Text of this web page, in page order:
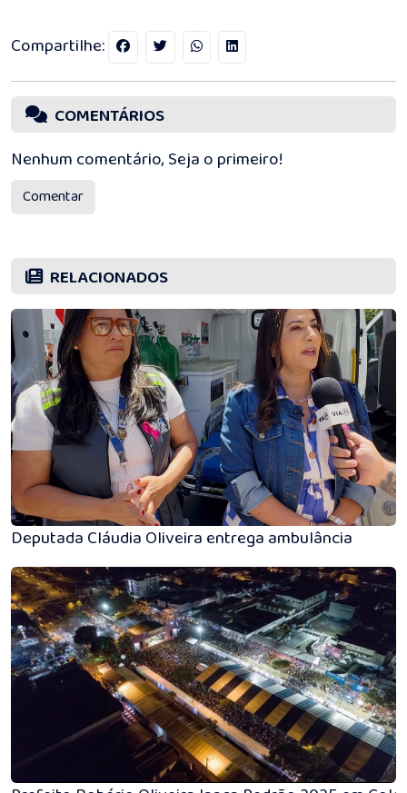
Compartilhe:
COMENTÁRIOS
Nenhum comentário, Seja o primeiro!
Comentar
RELACIONADOS
Deputada Cláudia Oliveira entrega ambulância